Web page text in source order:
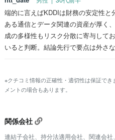
端的に言えばKDDIは財務の安定性
ある通信とデータ関連の資産が厚く
成の多様性もリスク分散に寄与して
いると判断。結論先行で要点は外さ
※クチコミ情報の正確性・適切性は保証で
メントの場合もあります。
関係会社
連結子会社、持分法適用会社、関連会